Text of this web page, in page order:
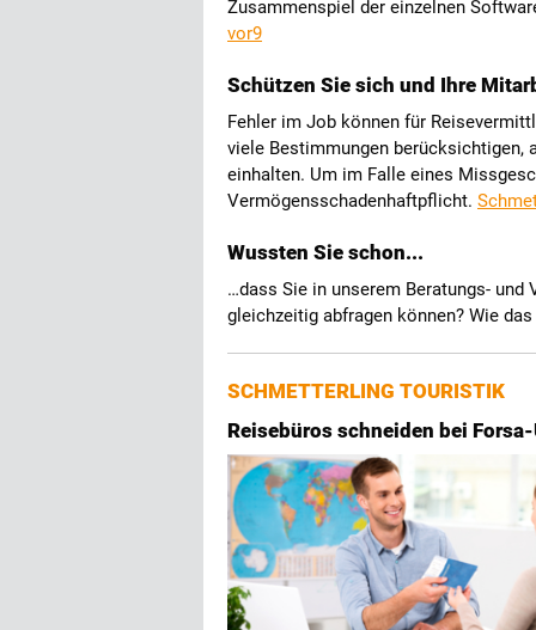
Zusammenspiel der einzelnen
vor9
Schützen Sie sich und Ihre
Fehler im Job können für
viele Bestimmungen berücksichtigen,
einhalten. Um im Falle eines
Vermögensschadenhaftpflicht.
Wussten Sie schon...
…dass Sie in unserem Beratungs-
gleichzeitig abfragen können? Wie
SCHMETTERLING TOURISTIK
Reisebüros schneiden bei